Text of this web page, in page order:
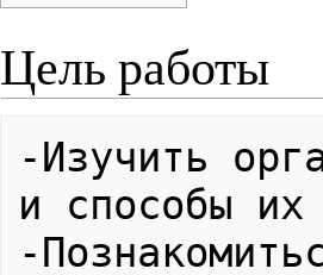
Цель работы
-Изучить
и способы их
-